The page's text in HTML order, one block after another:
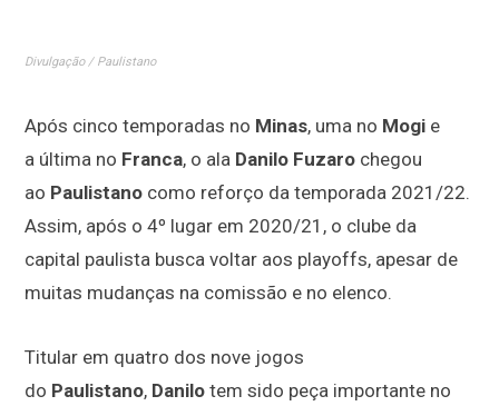
Divulgação / Paulistano
Após cinco temporadas no Minas, uma no Mogi e
a última no Franca, o ala Danilo Fuzaro chegou
ao Paulistano como reforço da temporada 2021/22.
Assim, após o 4º lugar em 2020/21, o clube da
capital paulista busca voltar aos playoffs, apesar de
muitas mudanças na comissão e no elenco.
Titular em quatro dos nove jogos
do Paulistano, Danilo tem sido peça importante no